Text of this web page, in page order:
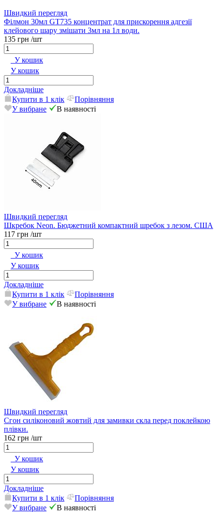
Швидкий перегляд
Філмон 30мл GT735 концентрат для прискорення адгезії
клейового шару змішати 3мл на 1л води.
135 грн /шт
У кошик
У кошик
Докладніше
Купити в 1 клік
Порівняння
У вибране
В наявності
Швидкий перегляд
Шкребок Neon. Бюджетний компактний шребок з лезом. США
117 грн /шт
У кошик
У кошик
Докладніше
Купити в 1 клік
Порівняння
У вибране
В наявності
Швидкий перегляд
Сгон силіконовий жовтий для замивки скла перед поклейкою
плівки.
162 грн /шт
У кошик
У кошик
Докладніше
Купити в 1 клік
Порівняння
У вибране
В наявності